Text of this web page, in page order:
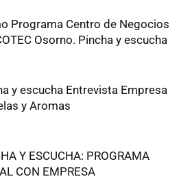
Programa Centro de Negocios
Osorno. Pincha y escucha
y escucha Entrevista Empresa
y Aromas
Y ESCUCHA: PROGRAMA
CON EMPRESA